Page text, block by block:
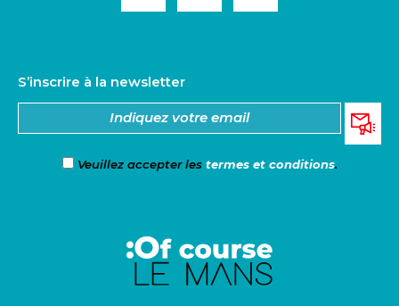
S’inscrire à la newsletter
Veuillez accepter les termes et conditions.